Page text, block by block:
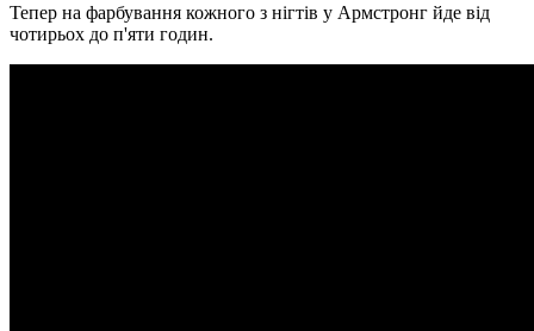
Тепер на фарбування кожного з нігтів у Армстронг йде від
чотирьох до п'яти годин.